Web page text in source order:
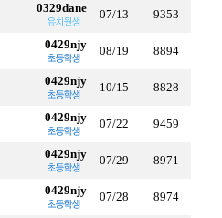
0329dane 07/13 9353
0429njy 08/19 8894
0429njy 10/15 8828
0429njy 07/22 9459
0429njy 07/29 8971
0429njy 07/28 8974